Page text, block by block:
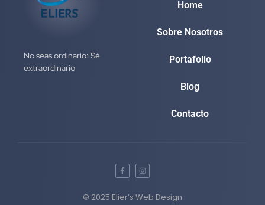
No seas ordinario: Sé
extraordinario
Home
Sobre Nosotros
Portafolio
Blog
Contacto
© 2025 Elier’s Web Design